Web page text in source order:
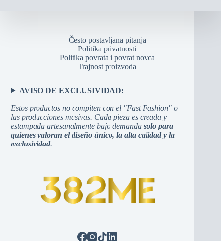
Često postavljana pitanja
Politika privatnosti
Politika povrata i povrat novca
Trajnost proizvoda
AVISO DE EXCLUSIVIDAD:
Estos productos no compiten con el "Fast Fashion" o
las producciones masivas. Cada pieza es creada y
estampada artesanalmente bajo demandasolo para
quienes valoran el diseño único, la alta calidad y la
exclusividad.